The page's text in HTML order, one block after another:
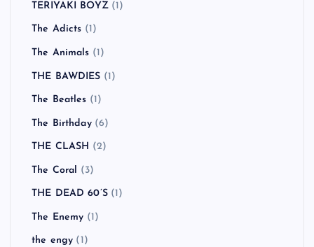
TERIYAKI BOYZ(1)
The Adicts (1)
The Animals (1)
THE BAWDIES (1)
The Beatles (1)
The Birthday(6)
THE CLASH (2)
The Coral (3)
THE DEAD 60’S(1)
The Enemy (1)
the engy (1)